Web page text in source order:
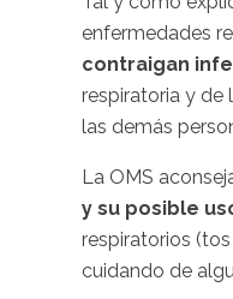
enfermedades
contraigan
respiratoria y de
las demás
La OMS
y su posible
respiratorios
cuidando de